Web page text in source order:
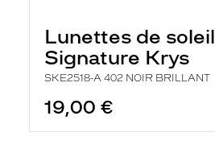
Lunettes de soleil
Signature Krys
SKE2518-A 402 NOIR BRILLANT
19,00 €